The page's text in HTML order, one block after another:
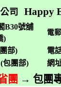
司 Happy
B30號舖
)
電郵
部) 電
(包團部) 網
團 → 包團